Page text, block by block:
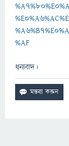
%AF
ধন্যবাদ।